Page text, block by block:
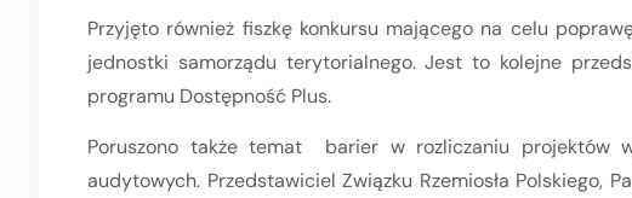
Przyjęto również fiszkę konkursu mającego na celu
jednostki samorządu terytorialnego. Jest to kolejne
programu Dostępność Plus.
Poruszono także temat barier w rozliczaniu projektów
audytowych. Przedstawiciel Związku Rzemiosła Polskiego,